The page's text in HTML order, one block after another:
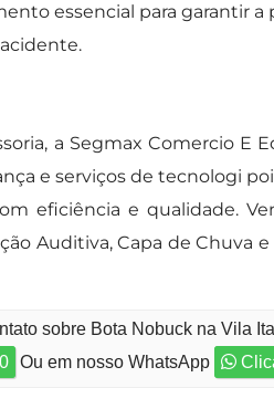
essencial para garantir
a Segmax Comercio E
e serviços de tecnologi
eficiência e qualidade.
Auditiva, Capa de
sobre Bota Nobuck na Vila
Ou em nosso WhatsApp